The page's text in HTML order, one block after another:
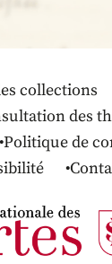
collections
des
Politique de